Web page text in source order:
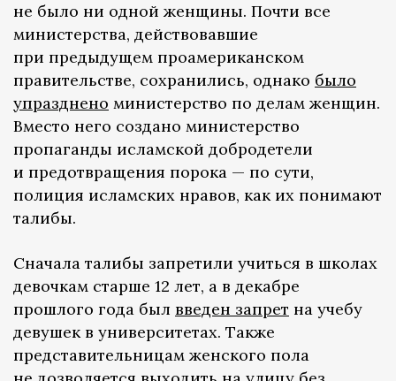
не было ни одной женщины. Почти все
министерства, действовавшие
при предыдущем проамериканском
правительстве, сохранились, однако было
упразднено министерство по делам женщин.
Вместо него создано министерство
пропаганды исламской добродетели
и предотвращения порока — по сути,
полиция исламских нравов, как их понимают
талибы.
Сначала талибы запретили учиться в школах
девочкам старше 12 лет, а в декабре
прошлого года был введен запрет на учебу
девушек в университетах. Также
представительницам женского пола